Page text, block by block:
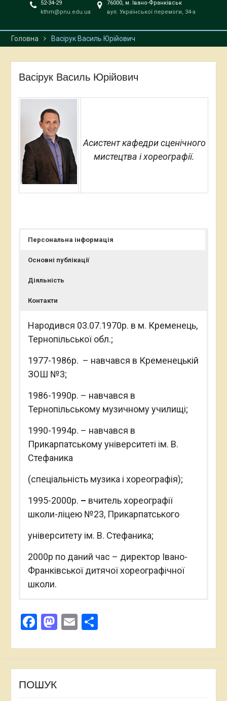
52-34-29
kthm@pnu.edu.ua
76000, м. Івано-Франківськ
вул. Української перемоги, 34-а
Головна Васірук Василь Юрійович
Васірук Василь Юрійович
Асистент кафедри сценічного
мистецтва і хореографії.
Персональна інформація
Основні публікації
Діяльність
Контакти
Народився 03.07.1970р. в м. Кременець,
Тернопільської обл.;
1977-1986р. – навчався в Кременецькій
ЗОШ №3;
1986-1990р. – навчався в
Тернопільському музичному училищі;
1990-1994р. – навчався в
Прикарпатському університеті ім. В.
Стефаника
(спеціальність музика і хореографія);
1995-2000р. – вчитель хореографії
школи-ліцею №23, Прикарпатського
університету ім. В. Стефаника;
2000р по даний час – директор Івано-
Франківської дитячої хореографічної
школи.
роботи студента з предмету «Навчальна
практика»;
роботи студента з предмету «Методика
хореографічної школи.
Тел: 066 034 06 09
Прикарпатський національний
університет імені Василя Стефаника
Facebook
Mastodon
EmailПоділитися
ПОШУК